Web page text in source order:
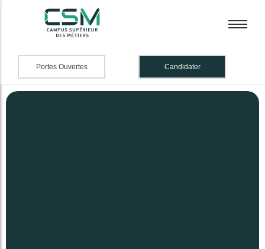
Portes Ouvertes Candidater
BTS Banque